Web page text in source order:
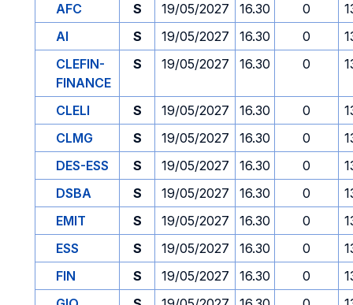
AFC
S 19/05/2027 16.30 0
AI
S 19/05/2027 16.30 0
CLEFIN-
FINANCE
S 19/05/2027 16.30 0
CLELI S 19/05/2027 16.30 0
CLMG
S 19/05/2027 16.30 0
DES-ESS
S 19/05/2027 16.30 0
DSBA
S 19/05/2027 16.30 0
EMIT
S 19/05/2027 16.30 0
ESS
S 19/05/2027 16.30 0
FIN
S 19/05/2027 16.30 0